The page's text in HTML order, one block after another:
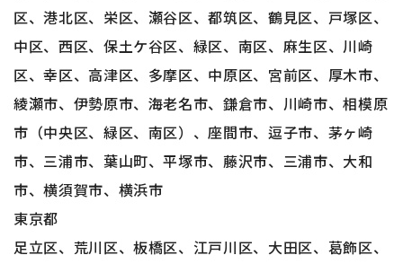
区、港北区、栄区、瀬谷区、都筑区、鶴見区、戸塚区、
中区、西区、保土ケ谷区、緑区、南区、麻生区、川崎
区、幸区、高津区、多摩区、中原区、宮前区、厚木市、
綾瀬市、伊勢原市、海老名市、鎌倉市、川崎市、相模原
市（中央区、緑区、南区）、座間市、逗子市、茅ヶ崎
市、三浦市、葉山町、平塚市、藤沢市、三浦市、大和
市、横須賀市、横浜市
東京都
足立区、荒川区、板橋区、江戸川区、大田区、葛飾区、